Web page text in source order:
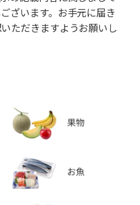
ざいます。お手元に届き
ただきますようお願いし